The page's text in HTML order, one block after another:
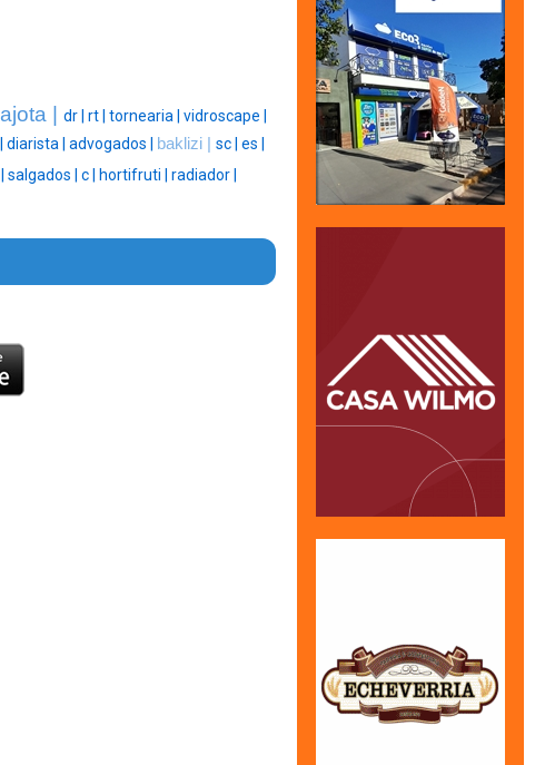
lajota | dr | rt | tornearia | vidroscape |
diarista | advogados | baklizi | sc | es |
salgados | c | hortifruti | radiador |